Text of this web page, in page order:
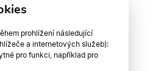
Jihočeská divize
prohlížení následující
a internetových služeb):
pro funkci, například pro